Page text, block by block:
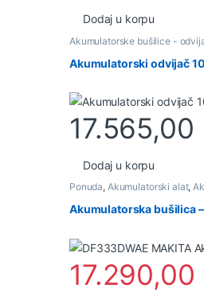
Dodaj u korpu
Akumulatorske bušilice -
Akumulatorski odvijač
17.565,00
Dodaj u korpu
Ponuda, Akumulatorski alat,
Akumulatorska bušilica
17.290,00